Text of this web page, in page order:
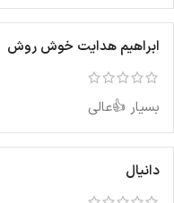
ابراهیم هدایت خوش روش
بسیار 👍عالی
دانیال